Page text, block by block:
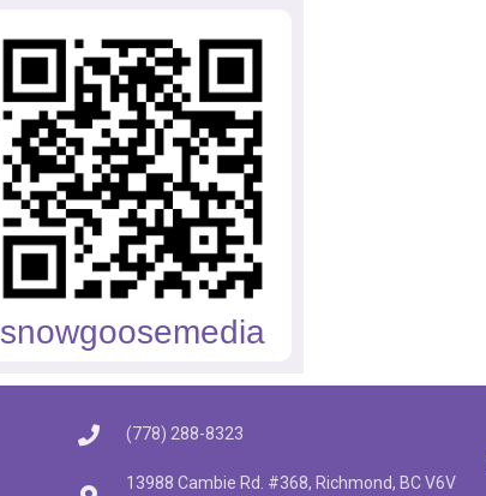
snowgoosemedia
(778) 288-8323
13988 Cambie Rd. #368, Richmond, BC V6V